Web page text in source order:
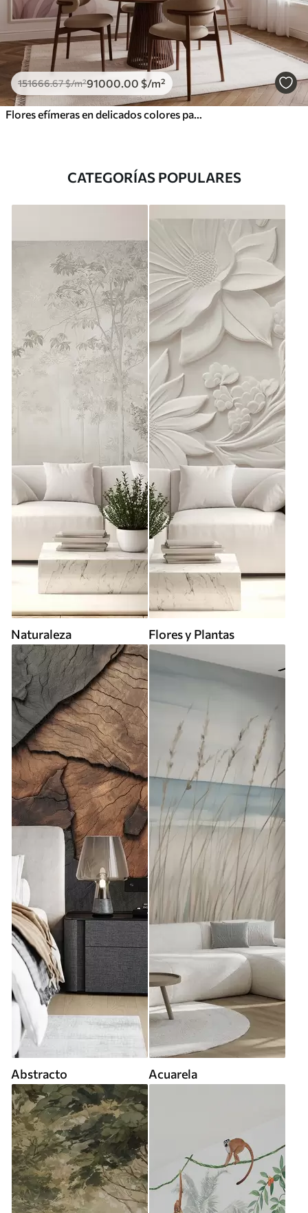
151666.67$/m²91000 .00 $/m²
CATEGORÍAS POPULARES
Naturaleza Flores y Plantas
Abstracto Acuarela